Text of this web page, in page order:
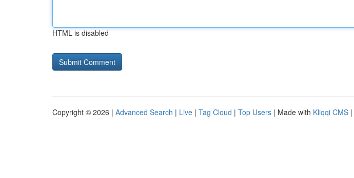
HTML is disabled
Copyright © 2026 | Advanced Search | Live | Tag Cloud | Top Users | Made with Kliqqi CMS |